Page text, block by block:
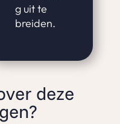
g uit te
breiden.
deze